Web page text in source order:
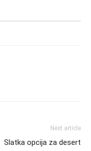
Next article
Slatka opcija za desert